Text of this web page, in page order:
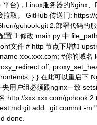
台)，Linux服务器的Nginx
拉取。 GitHub 传送门:
gohook.git 2.部署代码的
置 1.修改 main.py 中
文件 # http 节点下增加
xxx.xxx.com; #你的域名
off;
} } 在此可以重启下
用户组必须跟nginx一致
http://xxx.xxx.com/gohook
git add . git commit -
done.